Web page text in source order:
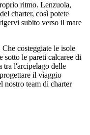
ritmo. Lenzuola,
charter, così potete
subito verso il mare
costeggiate le isole
sotto le pareti calcaree di
tra l'arcipelago delle
il viaggio
nostro team di charter